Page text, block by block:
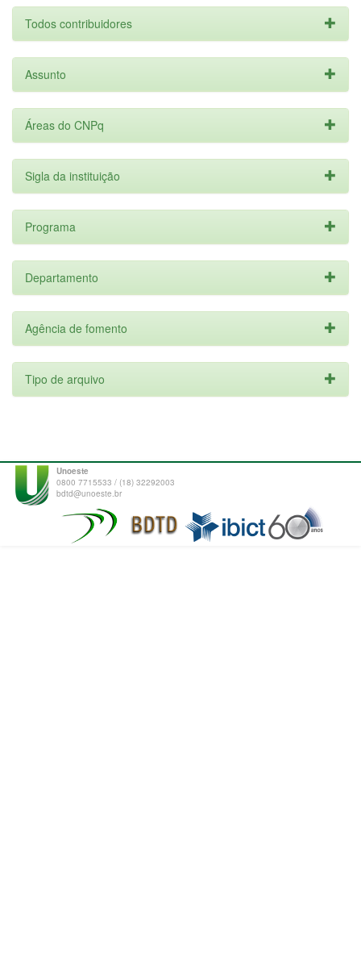
Todos contribuidores
Assunto
Áreas do CNPq
Sigla da instituição
Programa
Departamento
Agência de fomento
Tipo de arquivo
Unoeste
0800 7715533 / (18) 32292003
bdtd@unoeste.br